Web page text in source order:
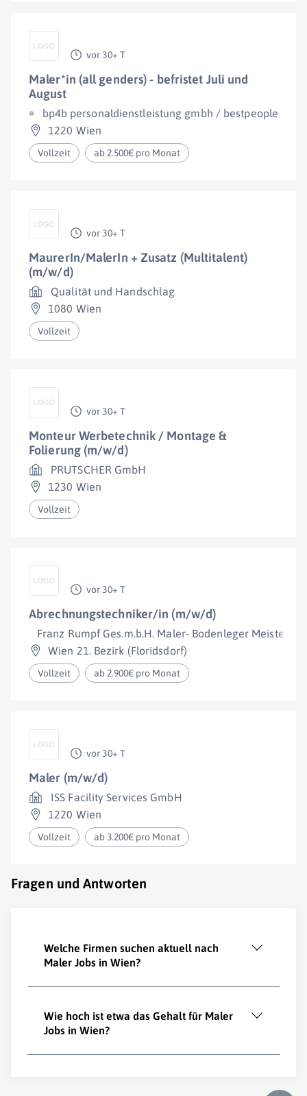
vor 30+ T
Maler*in (all genders) - befristet Juli und
August
bp4b personaldienstleistung gmbh / bestpeople
1220 Wien
Vollzeit ab 2.500€ pro Monat
vor 30+ T
MaurerIn/MalerIn + Zusatz (Multitalent)
(m/w/d)
Qualität und Handschlag
1080 Wien
Vollzeit
vor 30+ T
Monteur Werbetechnik / Montage &
Folierung (m/w/d)
PRUTSCHER GmbH
1230 Wien
Vollzeit
vor 30+ T
Abrechnungstechniker/in (m/w/d)
Franz Rumpf Ges.m.b.H. Maler- Bodenleger
Wien 21. Bezirk (Floridsdorf)
Vollzeit ab 2.900€ pro Monat
vor 30+ T
Maler (m/w/d)
ISS Facility Services GmbH
1220 Wien
Vollzeit ab 3.200€ pro Monat
Fragen und Antworten
Welche Firmen suchen aktuell nach
Maler Jobs in Wien?
Wie hoch ist etwa das Gehalt für Maler
Jobs in Wien?